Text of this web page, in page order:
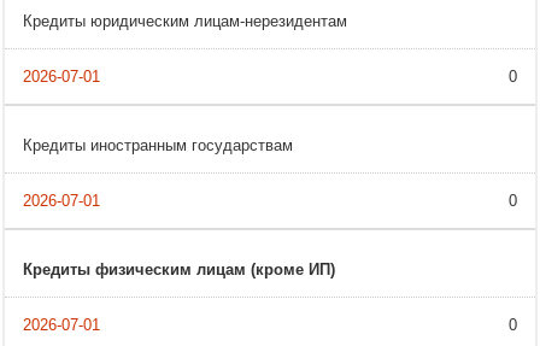
Кредиты юридическим лицам-нерезидентам
0
Кредиты иностранным государствам
0
Кредиты физическим лицам (кроме ИП)
0